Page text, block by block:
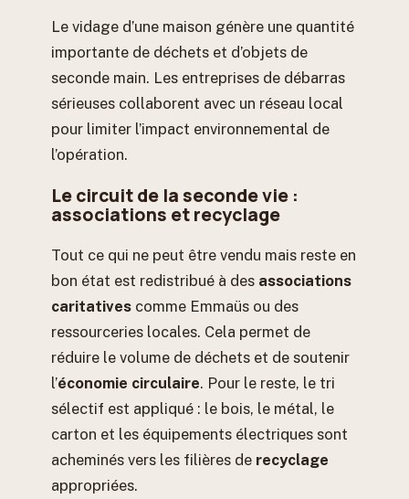
Le vidage d’une maison génère une quantité
importante de déchets et d’objets de
seconde main. Les entreprises de débarras
sérieuses collaborent avec un réseau local
pour limiter l’impact environnemental de
l’opération.
Le circuit de la seconde vie :
associations et recyclage
Tout ce qui ne peut être vendu mais reste en
bon état est redistribué à des associations
caritatives comme Emmaüs ou des
ressourceries locales. Cela permet de
réduire le volume de déchets et de soutenir
l’économie circulaire. Pour le reste, le tri
sélectif est appliqué : le bois, le métal, le
carton et les équipements électriques sont
acheminés vers les filières de recyclage
appropriées.